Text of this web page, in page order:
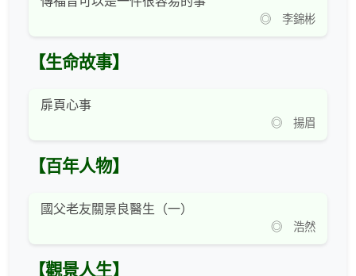
◎ 李錦彬
【生命故事】
扉頁心事
◎ 揚眉
【百年人物】
國父老友關景良醫生（一）
◎ 浩然
【觀景人生】